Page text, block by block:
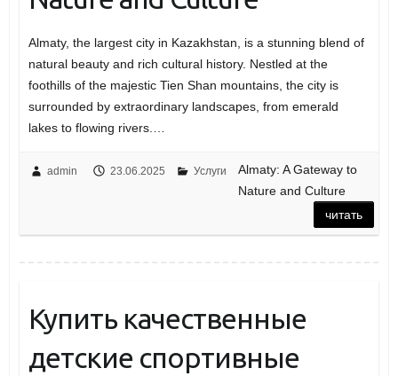
Almaty, the largest city in Kazakhstan, is a stunning blend of
natural beauty and rich cultural history. Nestled at the
foothills of the majestic Tien Shan mountains, the city is
surrounded by extraordinary landscapes, from emerald
lakes to flowing rivers.…
admin 23.06.2025 Услуги
Almaty: A Gateway to
Nature and Culture
читать
Купить качественные
детские спортивные